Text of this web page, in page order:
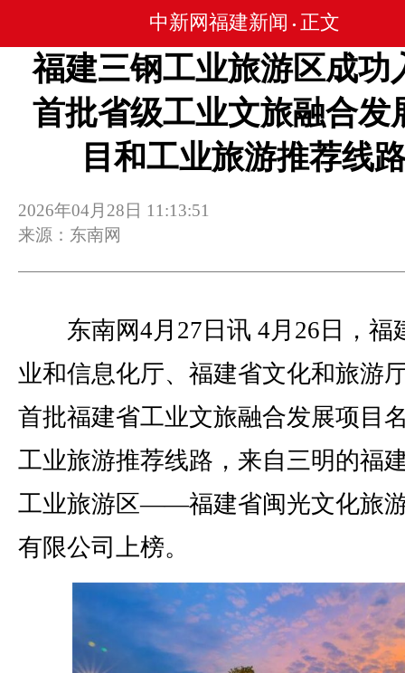
中新网福建新闻 • 正文
福建三钢工业旅游区成功
首批省级工业文旅融合发
目和工业旅游推荐线
2026年04月28日 11:13:51
来源：东南网
东南网4月27日讯 4月26日，福
业和信息化厅、福建省文化和旅游
首批福建省工业文旅融合发展项目
工业旅游推荐线路，来自三明的福
工业旅游区——福建省闽光文化旅
有限公司上榜。